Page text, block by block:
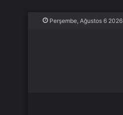
Perşembe, Ağustos 6 2026